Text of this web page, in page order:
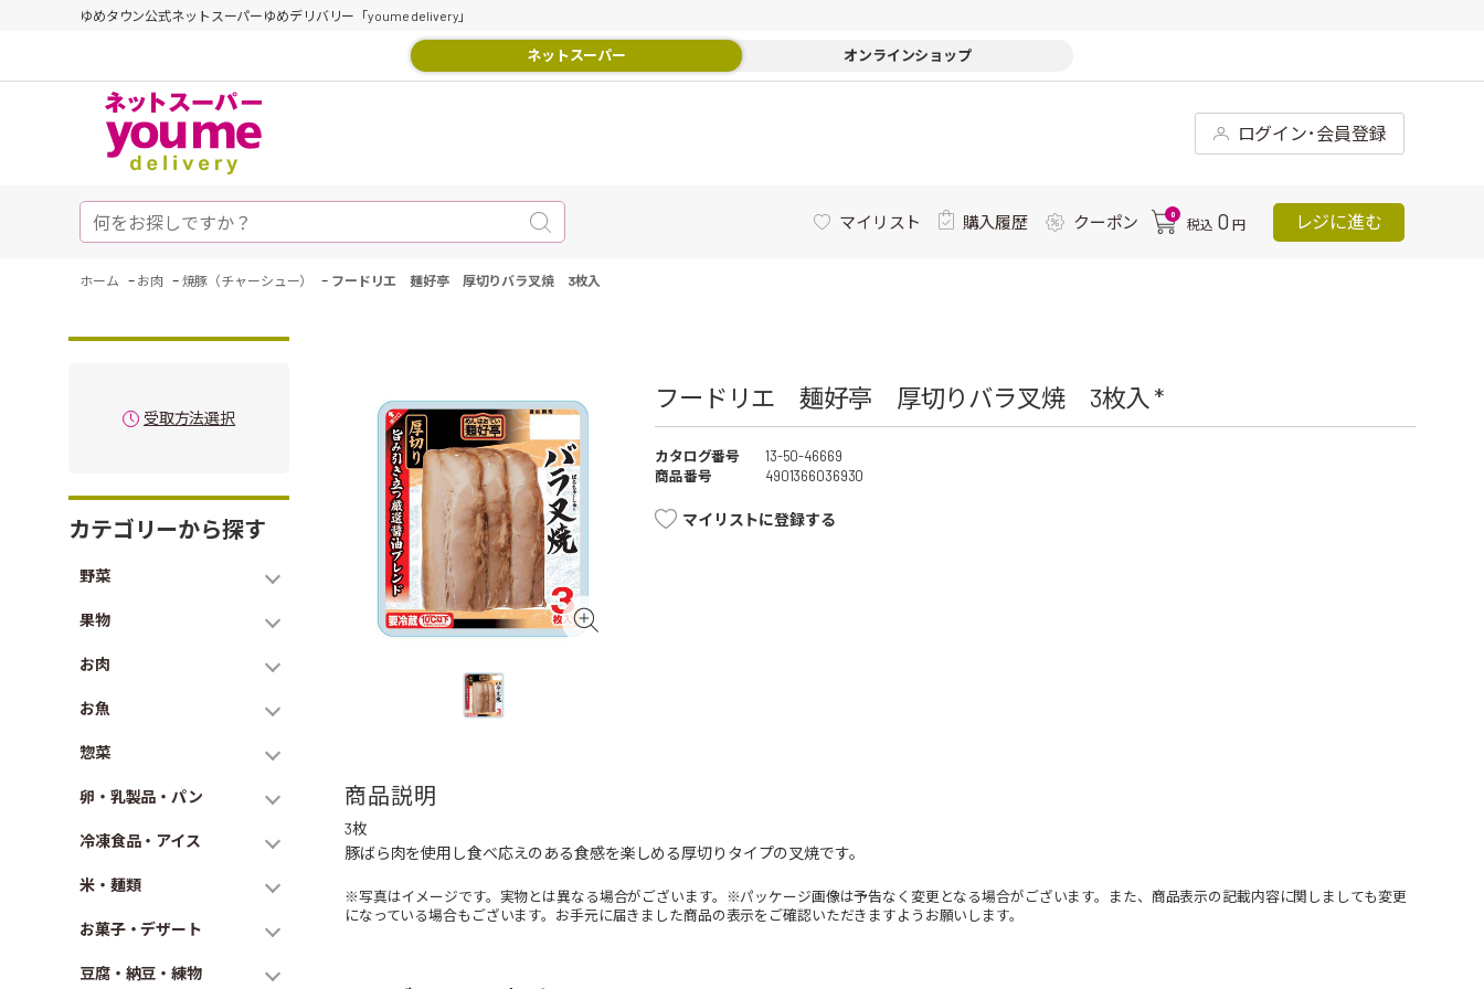
ゆめタウン公式ネットスーパーゆめデリバリー「youme delivery」
ネットスーパー オンラインショップ
ログイン･会員登録
マイリスト 購入履歴 クーポン 0
税込 0 円 レジに進む
ホーム - お肉 - 焼豚（チャーシュー） - フードリエ 麺好亭 厚切りバラ叉焼 3枚入
受取方法選択
カテゴリーから探す
野菜
果物
お肉
お魚
惣菜
卵・乳製品・パン
冷凍食品・アイス
米・麺類
お菓子・デザート
豆腐・納豆・練物
フードリエ 麺好亭 厚切りバラ叉焼 3枚入 *
カタログ番号
13-50-46669
商品番号
4901366036930
マイリストに登録する
商品説明
3枚
豚ばら肉を使用し食べ応えのある食感を楽しめる厚切りタイプの叉焼です。
※写真はイメージです。実物とは異なる場合がございます。※パッケージ画像は予告なく変更となる場合がございます。また、商品表示の記載内容に関しましても変更
になっている場合もございます。お手元に届きました商品の表示をご確認いただきますようお願いします。